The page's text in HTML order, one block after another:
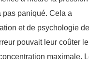
pas paniqué. Cela a
et de psychologie
pouvait leur coûter le
maximale.